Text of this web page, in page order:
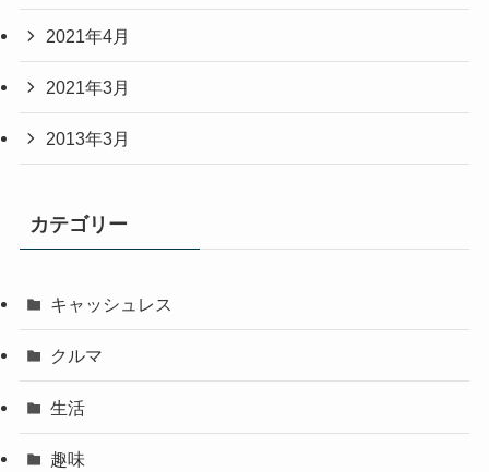
2021年4月
2021年3月
2013年3月
カテゴリー
キャッシュレス
クルマ
生活
趣味